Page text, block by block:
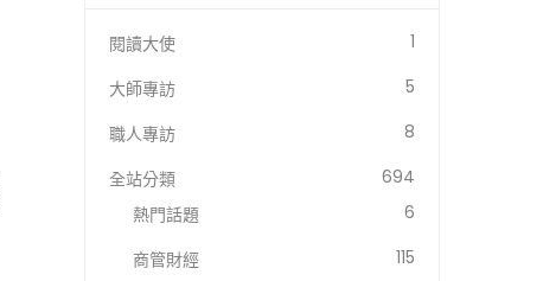
閱讀大使
1
大師專訪
5
職人專訪
8
全站分類
694
熱門話題
6
商管財經
115